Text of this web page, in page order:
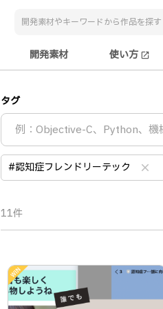
開発素材 使い方 open_in_new
タグ
#認知症フレンドリーテック clear
11件